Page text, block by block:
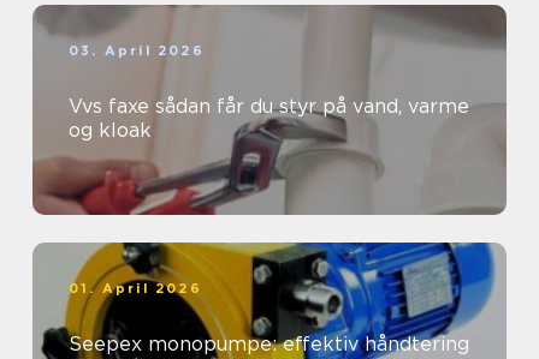
03. April 2026
Vvs faxe sådan får du styr på vand, varme
og kloak
01. April 2026
Seepex monopumpe: effektiv håndtering